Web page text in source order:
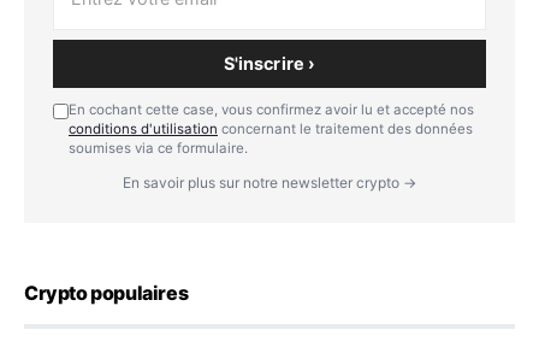
S'inscrire ›
En cochant cette case, vous confirmez avoir lu et accepté nos
conditions d'utilisation concernant le traitement des données
soumises via ce formulaire.
En savoir plus sur notre newsletter crypto →
Crypto populaires